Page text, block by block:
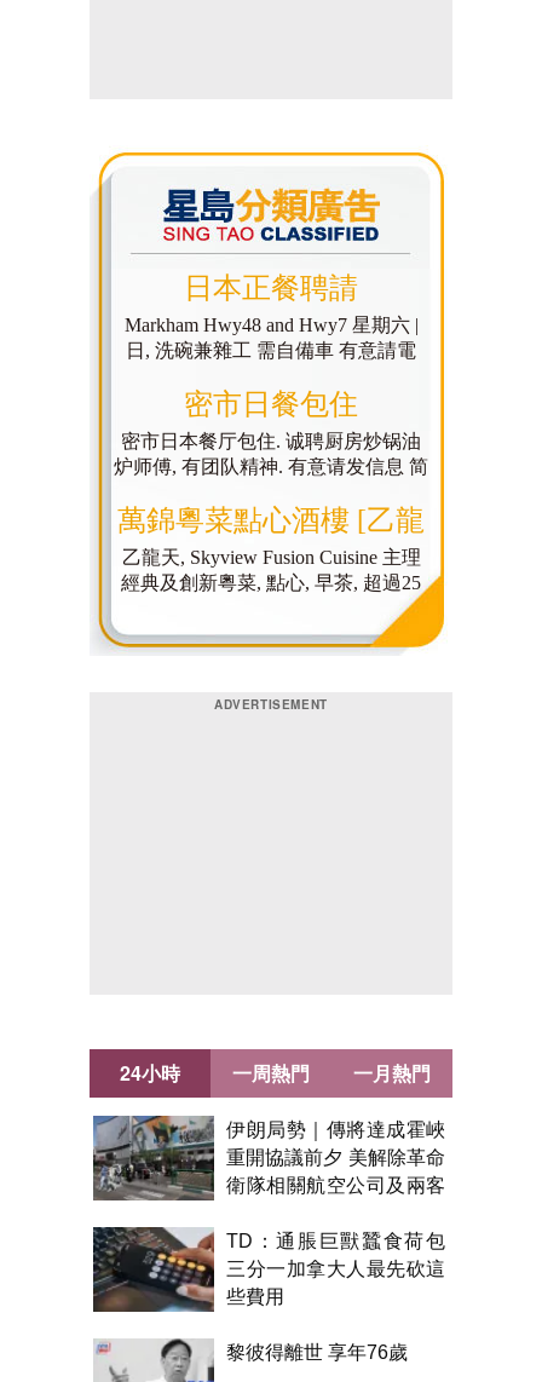
24小時
伊朗局勢｜傳將達成霍峽
重開協議前夕 美解除革命
衛隊相關航空公司及兩客
TD：通脹巨獸蠶食荷包
三分一加拿大人最先砍這
些費用
黎彼得離世 享年76歲
一周熱門 一月熱門